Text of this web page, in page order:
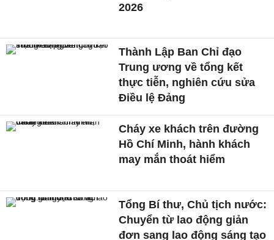
2026
Thành Lập Ban Chỉ đạo
Trung ương về tổng kết
thực tiễn, nghiên cứu sửa
Điều lệ Đảng
Cháy xe khách trên đường
Hồ Chí Minh, hành khách
may mắn thoát hiểm
Tổng Bí thư, Chủ tịch nước:
Chuyển từ lao động giản
đơn sang lao động sáng tạo